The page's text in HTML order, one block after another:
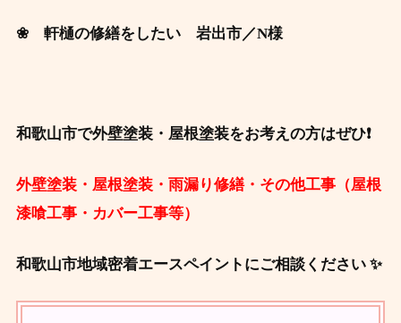
❀ 軒樋の修繕をしたい 岩出市／N様
和歌山市で外壁塗装・屋根塗装をお考えの方はぜひ❗
外壁塗装・屋根塗装・雨漏り修繕・その他工事（屋根
漆喰工事・カバー工事等）
和歌山市地域密着エースペイントにご相談ください ✨